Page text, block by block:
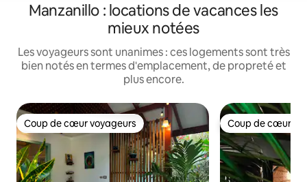
Manzanillo : locations de vacances les
mieux notées
Les voyageurs sont unanimes : ces logements sont très
bien notés en termes d'emplacement, de propreté et
plus encore.
Coup de cœur voyageurs
Coup de cœur voyageurs Coup de cœur
Coup de cœur